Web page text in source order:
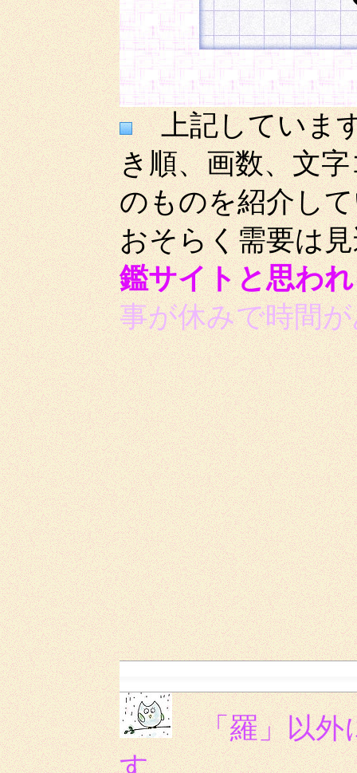
上記しています
き順、画数、文
のものを紹介し
おそらく需要は
鑑サイトと思わ
事が休みで時間
「羅」以外
す。